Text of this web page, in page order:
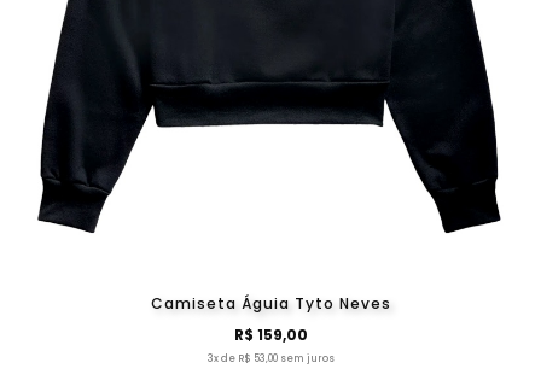
Camiseta Águia Tyto Neves
R$ 159,00
3x de R$ 53,00 sem juros